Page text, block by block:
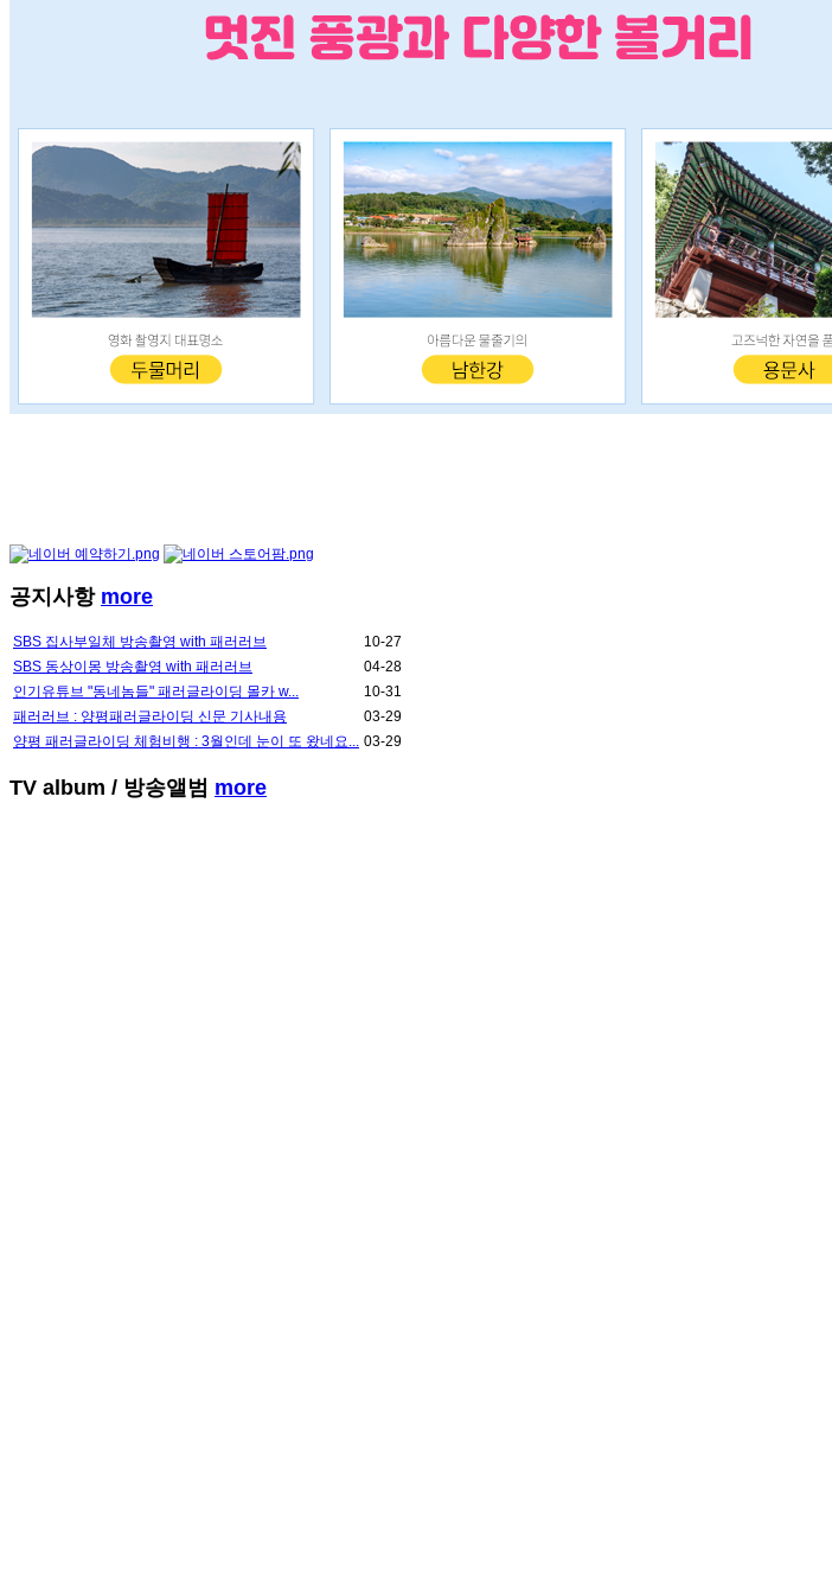
공지사항 more
SBS 집사부일체 방송촬영 with 패러러브
10-27
SBS 동상이몽 방송촬영 with 패러러브
04-28
인기유튜브 "동네놈들" 패러글라이딩 몰카 w...
10-31
패러러브 : 양평패러글라이딩 신문 기사내용
03-29
양평 패러글라이딩 체험비행 : 3월인데 눈이 또 왔네요... 03-29
TV album / 방송앨범 more